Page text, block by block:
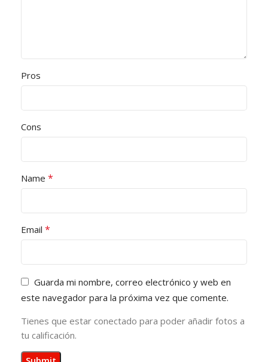
Pros
Cons
Name *
Email *
Guarda mi nombre, correo electrónico y web en
este navegador para la próxima vez que comente.
Tienes que estar conectado para poder añadir fotos a
tu calificación.